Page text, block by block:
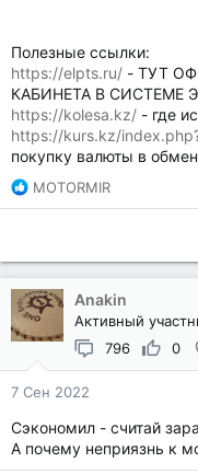
Полезные ссылки:
https://elpts.ru/ - ТУТ
КАБИНЕТА В СИСТЕМЕ
https://kolesa.kz/ - где
https://kurs.kz/
покупку валюты в
Р
е
ц
и
:
MOTORMIR
Anakin
Активный
796
0
7 Сен 2022
Сэкономил - считай
А почему неприязнь к